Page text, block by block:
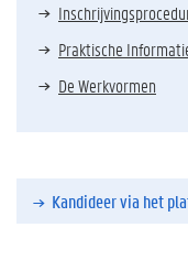
Praktische
De Werkvormen
Kandideer via het